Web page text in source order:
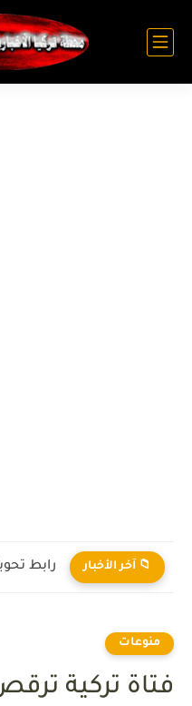
📁 آخر الأخبار
منوعات
فتاة تركية